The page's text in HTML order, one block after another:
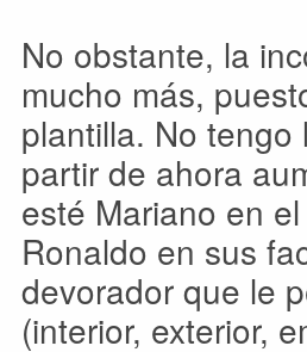
No obstante, la
mucho más,
plantilla. No
partir de ahora
esté Mariano en
Ronaldo en sus
devorador que le
(interior, exterior,